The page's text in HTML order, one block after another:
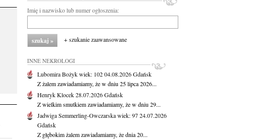
Imię i nazwisko lub numer ogłoszenia:
+ szukanie zaawansowane
INNE NEKROLOGI
Lubomira Bożykwiek: 10204.08.2026Gdańsk
Z żalem zawiadamiamy, że w dniu 25 lipca 2026...
Henryk Klocek28.07.2026Gdańsk
Z wielkim smutkiem zawiadamiamy, że w dniu 29...
Jadwiga Semmerling-Owczarskawiek: 9724.07.2026
Gdańsk
Z głębokim żalem zawiadamiamy, że dnia 20...